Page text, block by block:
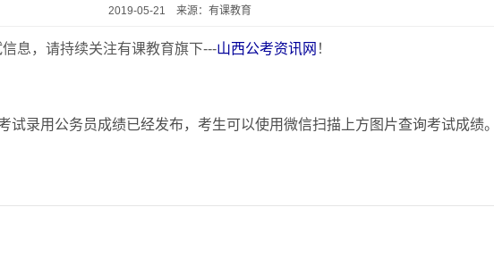
2019-05-21 来源：有课教育
息，请持续关注有课教育旗下---山西公考资讯网 ！
试录用公务员成绩已经发布，考生可以使用微信扫描上方图片查询考试成绩。